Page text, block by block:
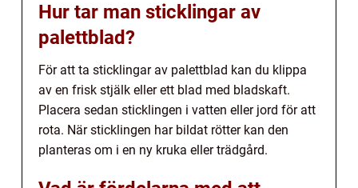
Hur tar man sticklingar av
palettblad?
För att ta sticklingar av palettblad kan du klippa
av en frisk stjälk eller ett blad med bladskaft.
Placera sedan sticklingen i vatten eller jord för att
rota. När sticklingen har bildat rötter kan den
planteras om i en ny kruka eller trädgård.